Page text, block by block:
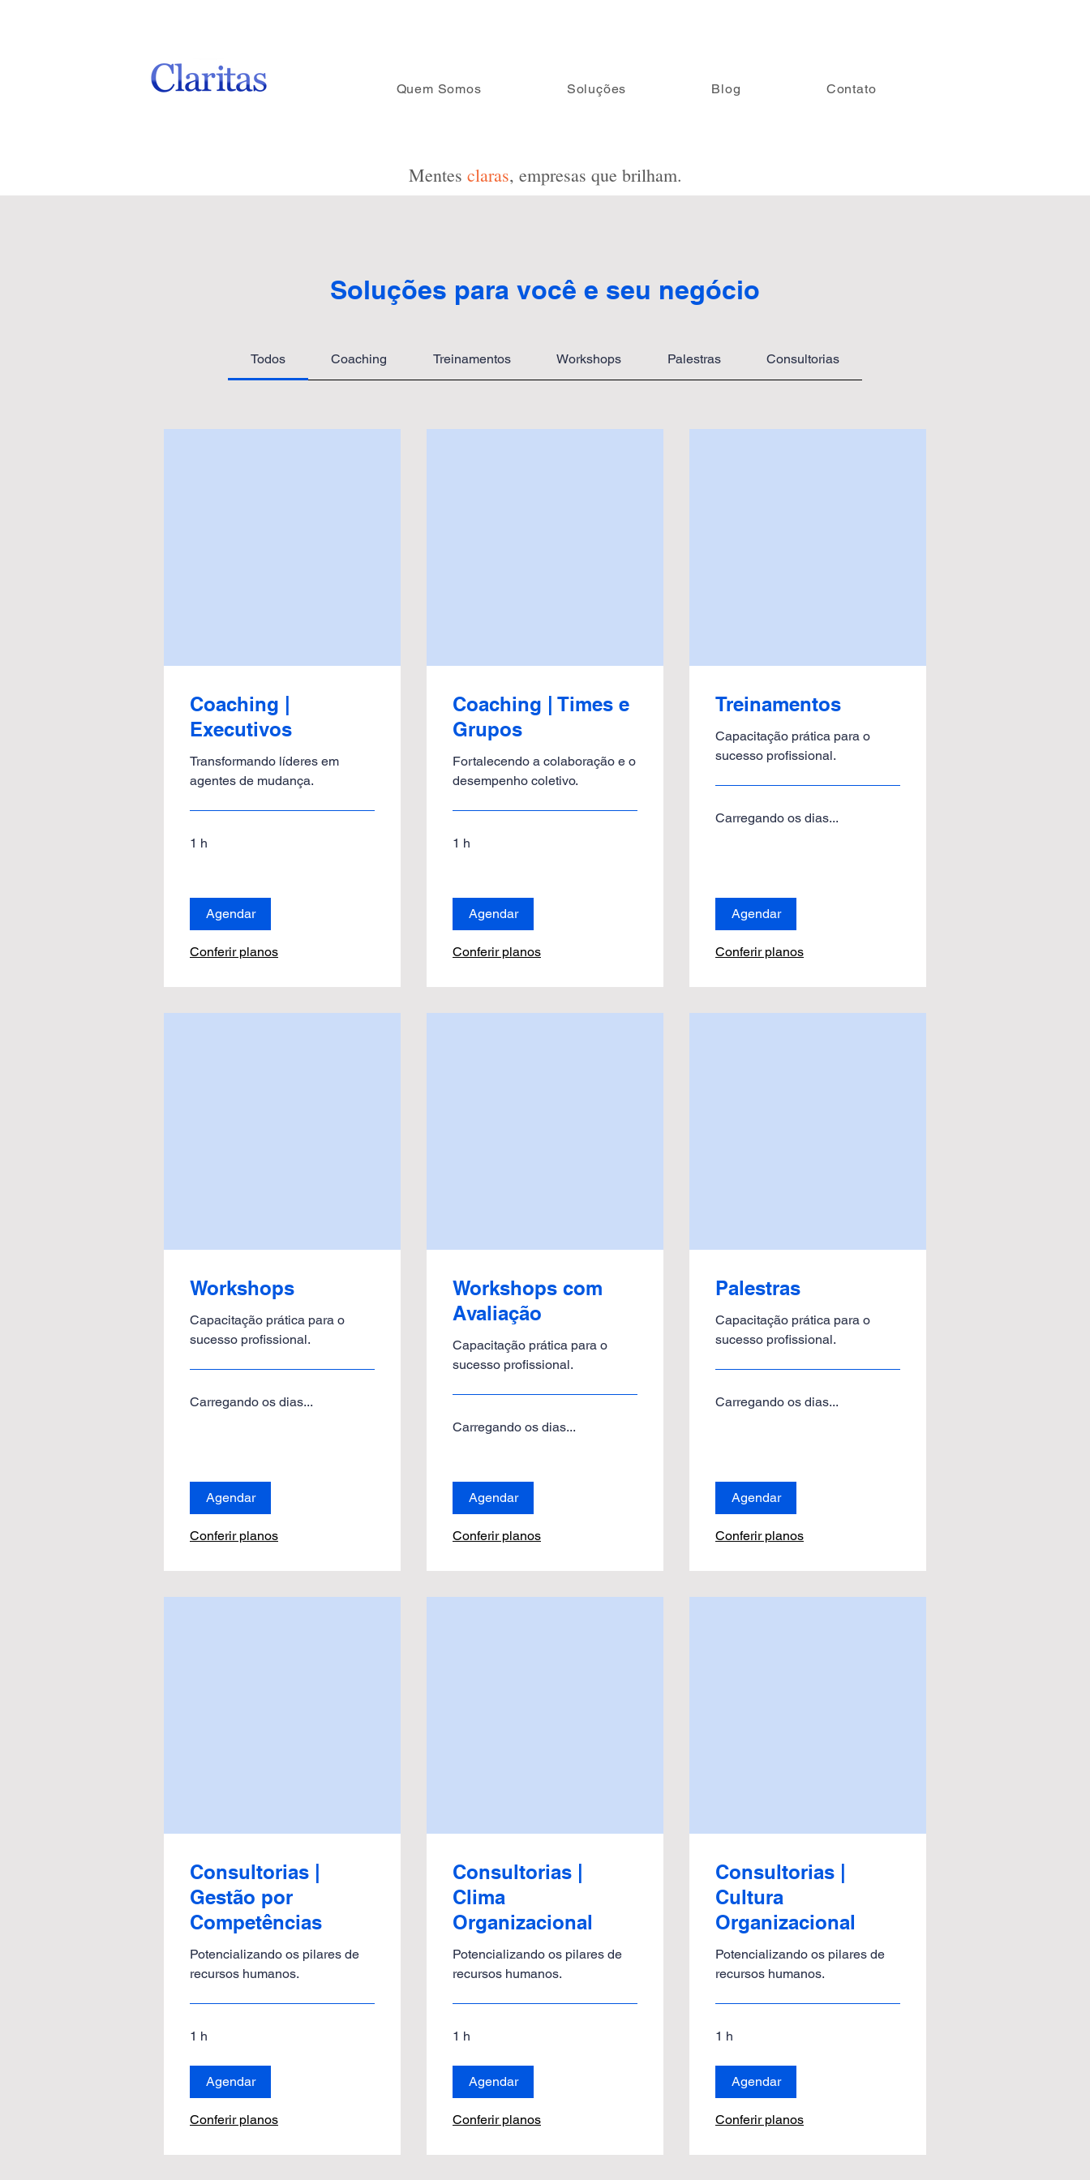
Quem Somos Soluções Blog Contato
Soluções para você e seu negócio
Todos Coaching Treinamentos Workshops Palestras Consultorias
Coaching |
Executivos
Transformando líderes em
agentes de mudança.
1 h
Agendar
Conferir planos
Coaching | Times e
Grupos
Fortalecendo a colaboração e o
desempenho coletivo.
1 h
Agendar
Conferir planos
Treinamentos
Capacitação prática para o
sucesso profissional.
Carregando os dias...
Agendar
Conferir planos
Workshops
Capacitação prática para o
sucesso profissional.
Carregando os dias...
Agendar
Conferir planos
Workshops com
Avaliação
Capacitação prática para o
sucesso profissional.
Carregando os dias...
Agendar
Conferir planos
Palestras
Capacitação prática para o
sucesso profissional.
Carregando os dias...
Agendar
Conferir planos
Consultorias |
Gestão por
Competências
Potencializando os pilares de
recursos humanos.
1 h
Agendar
Conferir planos
Consultorias |
Clima
Organizacional
Potencializando os pilares de
recursos humanos.
1 h
Agendar
Conferir planos
Consultorias |
Cultura
Organizacional
Potencializando os pilares de
recursos humanos.
1 h
Agendar
Conferir planos
Mentes claras, empresas que brilham.